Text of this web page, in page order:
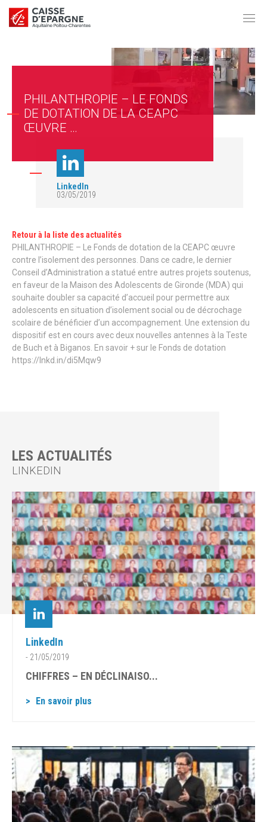
PHILANTHROPIE – LE FONDS
DE DOTATION DE LA CEAPC
ŒUVRE …
LinkedIn
03/05/2019
Retour à la liste des actualités
PHILANTHROPIE – Le Fonds de dotation de la CEAPC œuvre
contre l’isolement des personnes. Dans ce cadre, le dernier
Conseil d’Administration a statué entre autres projets soutenus,
en faveur de la Maison des Adolescents de Gironde (MDA) qui
souhaite doubler sa capacité d’accueil pour permettre aux
adolescents en situation d’isolement social ou de décrochage
scolaire de bénéficier d’un accompagnement. Une extension du
dispositif est en cours avec deux nouvelles antennes à la Teste
de Buch et à Biganos. En savoir + sur le Fonds de dotation
https://lnkd.in/di5Mqw9
LES ACTUALITÉS
LINKEDIN
LinkedIn
- 21/05/2019
CHIFFRES – EN DÉCLINAISO...
En savoir plus